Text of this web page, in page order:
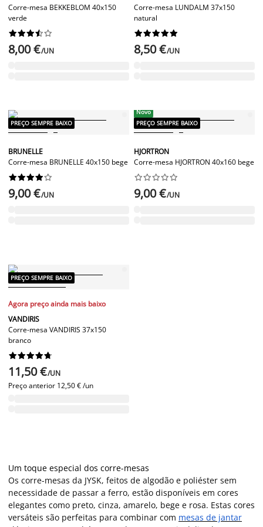
Corre-mesa BEKKEBLOM 40x150
verde






8,00 €/UN
Corre-mesa LUNDALM 37x150
natural






8,50 €/UN
PREÇO SEMPRE BAIXO
BRUNELLE
Corre-mesa BRUNELLE 40x150 bege






9,00 €/UN
Novo
PREÇO SEMPRE BAIXO
HJORTRON
Corre-mesa HJORTRON 40x160 bege






9,00 €/UN
PREÇO SEMPRE BAIXO
Agora preço ainda mais baixo
VANDIRIS
Corre-mesa VANDIRIS 37x150
branco






11,50 €/UN
Preço anterior 12,50 € /un
Um toque especial dos corre-mesas
Os corre-mesas da JYSK, feitos de algodão e poliéster sem
necessidade de passar a ferro, estão disponíveis em cores
elegantes como preto, cinza, amarelo, bege e rosa. Estas cores
versáteis são perfeitas para combinar com mesas de jantar